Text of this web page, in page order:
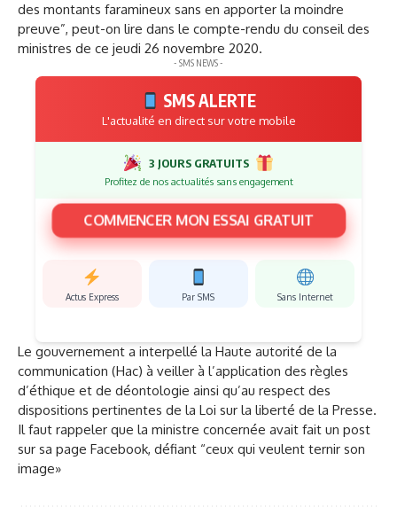
des montants faramineux sans en apporter la moindre
preuve”, peut-on lire dans le compte-rendu du conseil des
ministres de ce jeudi 26 novembre 2020.
- SMS NEWS -
SMS ALERTE
L'actualité en direct sur votre mobile
3 JOURS GRATUITS
Profitez de nos actualités sans engagement
COMMENCER MON ESSAI GRATUIT
Actus Express Par SMS Sans Internet
Le gouvernement a interpellé la Haute autorité de la
communication (Hac) à veiller à l’application des règles
d’éthique et de déontologie ainsi qu’au respect des
dispositions pertinentes de la Loi sur la liberté de la Presse.
Il faut rappeler que la ministre concernée avait fait un post
sur sa page Facebook, défiant “ceux qui veulent ternir son
image»